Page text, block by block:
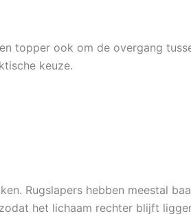
topper ook om de overgang
keuze.
Rugslapers hebben meestal
het lichaam rechter blijft